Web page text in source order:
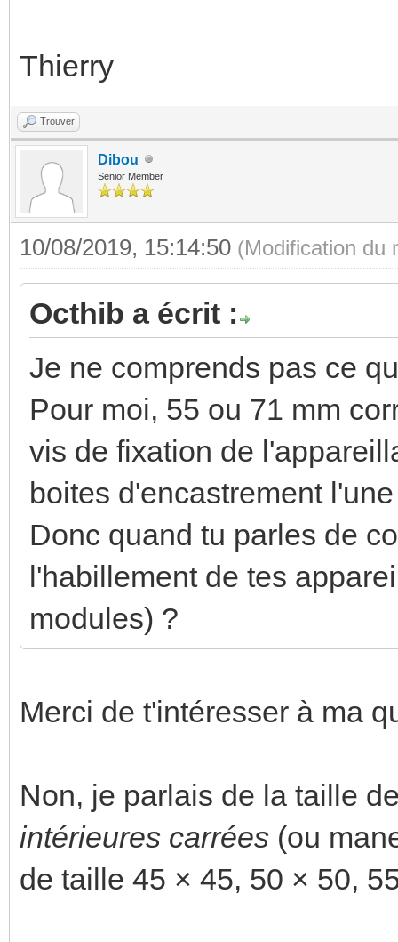
Thierry
Trouver
Dibou
Senior Member
10/08/2019, 15:14:50 (Modification du
Octhib a écrit :
Je ne comprends pas ce
Pour moi, 55 ou 71 mm
vis de fixation de
boites d'encastrement
Donc quand tu parles de
l'habillement de tes
modules) ?
Merci de t'intéresser à ma
Non, je parlais de la taille
intérieures carrées (ou
de taille 45 × 45, 50 × 50,